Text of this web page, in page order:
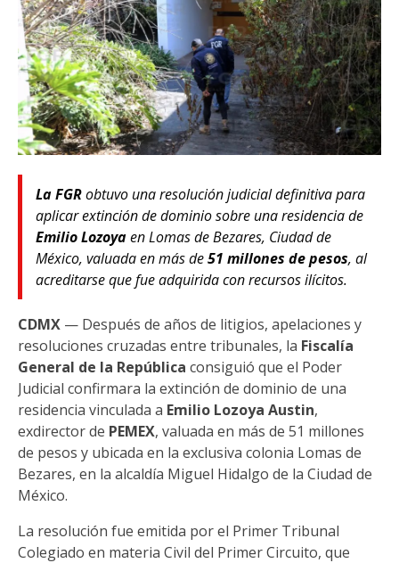
La FGRobtuvo una resolución judicial definitiva para
aplicar extinción de dominio sobre una residencia de
Emilio Lozoyaen Lomas de Bezares, Ciudad de
México, valuada en más de51 millones de pesos, al
acreditarse que fue adquirida con recursos ilícitos.
CDMX — Después de años de litigios, apelaciones y
resoluciones cruzadas entre tribunales, la Fiscalía
General de la República consiguió que el Poder
Judicial confirmara la extinción de dominio de una
residencia vinculada a Emilio Lozoya Austin,
exdirector de PEMEX, valuada en más de 51 millones
de pesos y ubicada en la exclusiva colonia Lomas de
Bezares, en la alcaldía Miguel Hidalgo de la Ciudad de
México.
La resolución fue emitida por el Primer Tribunal
Colegiado en materia Civil del Primer Circuito, que